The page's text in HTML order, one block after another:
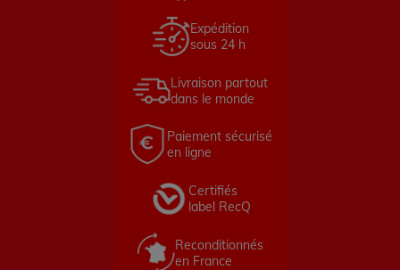
Expédition
sous 24 h
Livraison partout
dans le monde
Paiement sécurisé
en ligne
Certifiés
label RecQ
Reconditionnés
en France